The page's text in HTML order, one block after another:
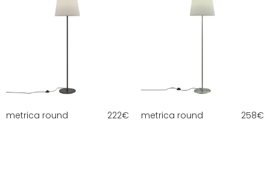
metrica round 222€ metrica round 258€